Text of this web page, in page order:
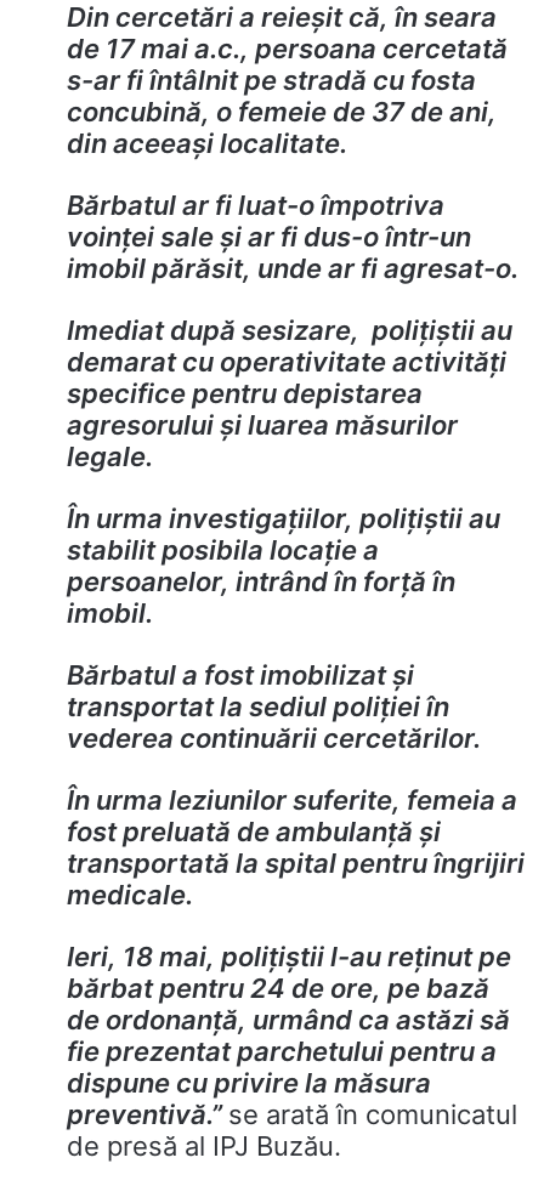
Din cercetări a reieșit că, în seara
de 17 mai a.c., persoana cercetată
s-ar fi întâlnit pe stradă cu fosta
concubină, o femeie de 37 de ani,
din aceeași localitate.
Bărbatul ar fi luat-o împotriva
voinței sale și ar fi dus-o într-un
imobil părăsit, unde ar fi agresat-o.
Imediat după sesizare, polițiștii au
demarat cu operativitate activități
specifice pentru depistarea
agresorului și luarea măsurilor
legale.
În urma investigațiilor, polițiștii au
stabilit posibila locație a
persoanelor, intrând în forță în
imobil.
Bărbatul a fost imobilizat și
transportat la sediul poliției în
vederea continuării cercetărilor.
În urma leziunilor suferite, femeia a
fost preluată de ambulanță și
transportată la spital pentru îngrijiri
medicale.
Ieri, 18 mai, polițiștii l-au reținut pe
bărbat pentru 24 de ore, pe bază
de ordonanță, urmând ca astăzi să
fie prezentat parchetului pentru a
dispune cu privire la măsura
preventivă.” se arată în comunicatul
de presă al IPJ Buzău.